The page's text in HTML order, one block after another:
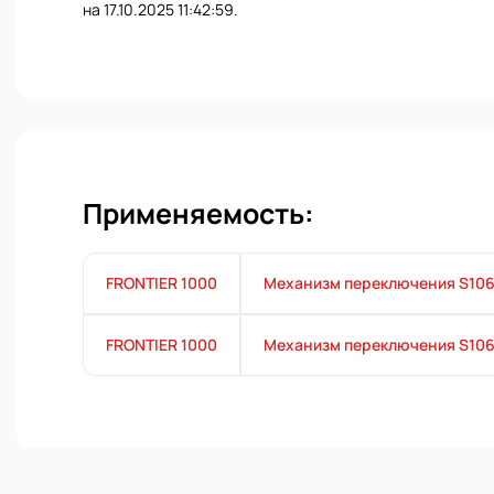
на 17.10.2025 11:42:59.
Применяемость:
FRONTIER 1000 Механизм переключения
FRONTIER 1000 Механизм переключения